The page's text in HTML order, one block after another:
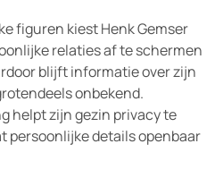
figuren kiest Henk Gemser
relaties af te schermen
blijft informatie over zijn
onbekend.
helpt zijn gezin privacy te
persoonlijke details openbaar